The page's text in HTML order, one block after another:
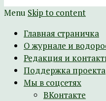
Menu Skip to content
Главная страничка
О журнале и
Редакция и
Поддержка проекта
Мы в соцсетях
ВКонтакте